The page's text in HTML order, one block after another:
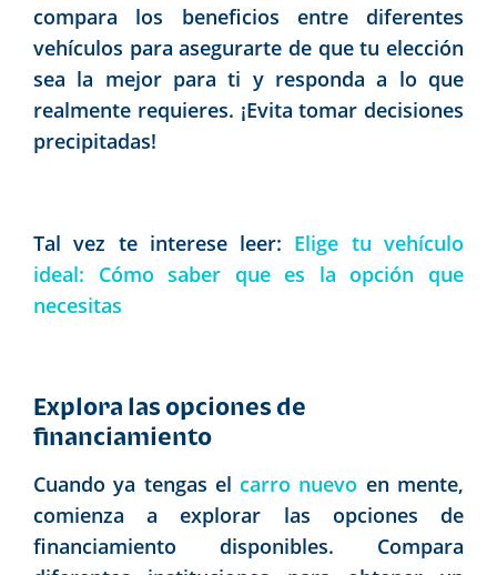
compara los beneficios entre diferentes
vehículos para asegurarte de que tu elección
sea la mejor para ti y responda a lo que
realmente requieres. ¡Evita tomar decisiones
precipitadas!
Tal vez te interese leer: Elige tu vehículo
ideal: Cómo saber que es la opción que
necesitas
Explora las opciones de
financiamiento
Cuando ya tengas el carro nuevo en mente,
comienza a explorar las opciones de
financiamiento disponibles. Compara